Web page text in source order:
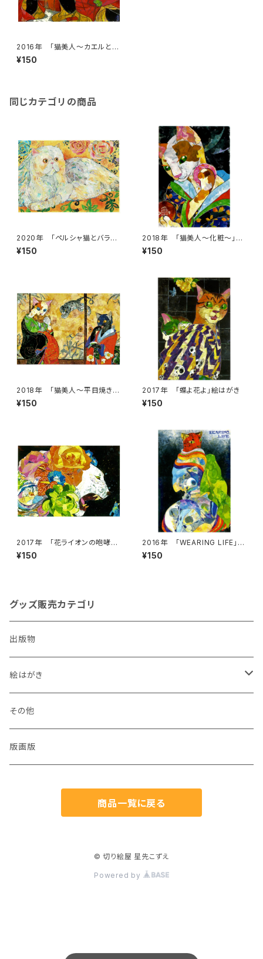
2016年 「猫美人～カエルと昼
下がり」絵はがき
¥150
同じカテゴリの商品
2020年 「ペルシャ猫とバラ」
絵はがき
¥150
2018年 「猫美人～化粧～」絵
はがき
¥150
2018年 「猫美人～平目焼きの
誘惑～」絵はがき
¥150
2017年 「蝶よ花よ」絵はがき
¥150
2017年 「花ライオンの咆哮」
絵はがき
¥150
2016年 「WEARING LIFE」絵
はがき
¥150
グッズ販売カテゴリ
出版物
絵はがき
犬
猫
その他
版画版
商品一覧に戻る
© 切り絵屋 星先こずえ
Powered by